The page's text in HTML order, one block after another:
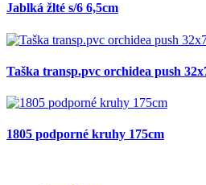
Jablká žlté s/6 6,5cm
Taška transp.pvc orchidea push
1805 podporné kruhy 175cm